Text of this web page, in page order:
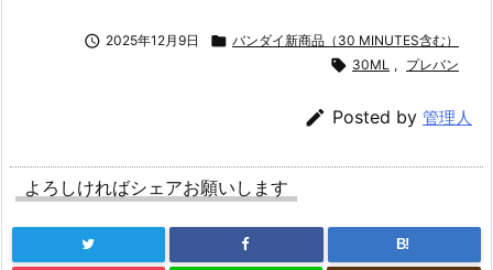
 2025年12月9日  バンダイ新商品（30 MINUTES含む）
 30ML , プレバン
 Posted by 管理人
よろしければシェアお願いします
B!